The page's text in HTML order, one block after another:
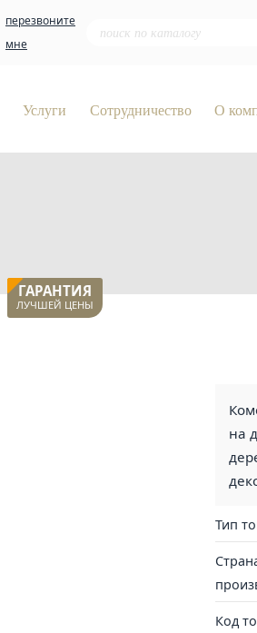
перезвоните
мне
Услуги Сотрудничество О
ГАРАНТИЯ
ЛУЧШЕЙ ЦЕНЫ
на
Тип
Код